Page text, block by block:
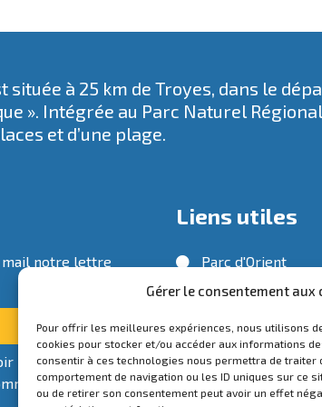
Gérer le consentement aux
Pour offrir les meilleures expériences, nous utilisons
cookies pour stocker et/ou accéder aux informations
consentir à ces technologies nous permettra de traiter
comportement de navigation ou les ID uniques sur ce
ou de retirer son consentement peut avoir un effet
à 25 km de Troyes, dans le
». Intégrée au Parc Naturel
et d’une plage.
mail notre lettre
la lettre
de Mesnil
Je m'abonne
Liens utiles
Parc d'Orient
Troyes
Préfecture de
Service public